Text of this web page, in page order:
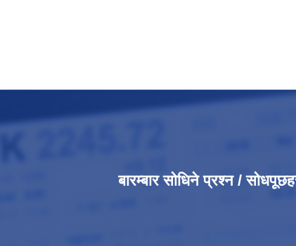
बारम्बार सोधिने प्रश्न /